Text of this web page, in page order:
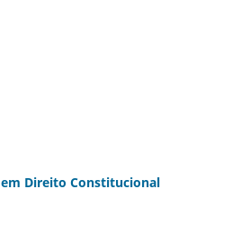
em Direito Constitucional